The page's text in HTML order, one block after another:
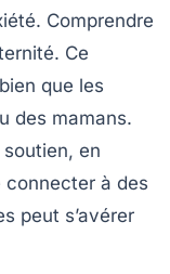
Comprendre
Ce
que les
des mamans.
soutien, en
connecter à des
peut s’avérer